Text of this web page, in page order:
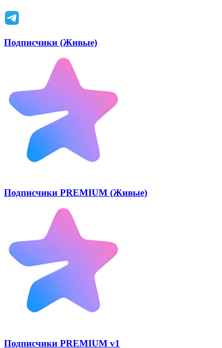
Подписчики (Живые)
Подписчики PREMIUM (Живые)
Подписчики PREMIUM v1